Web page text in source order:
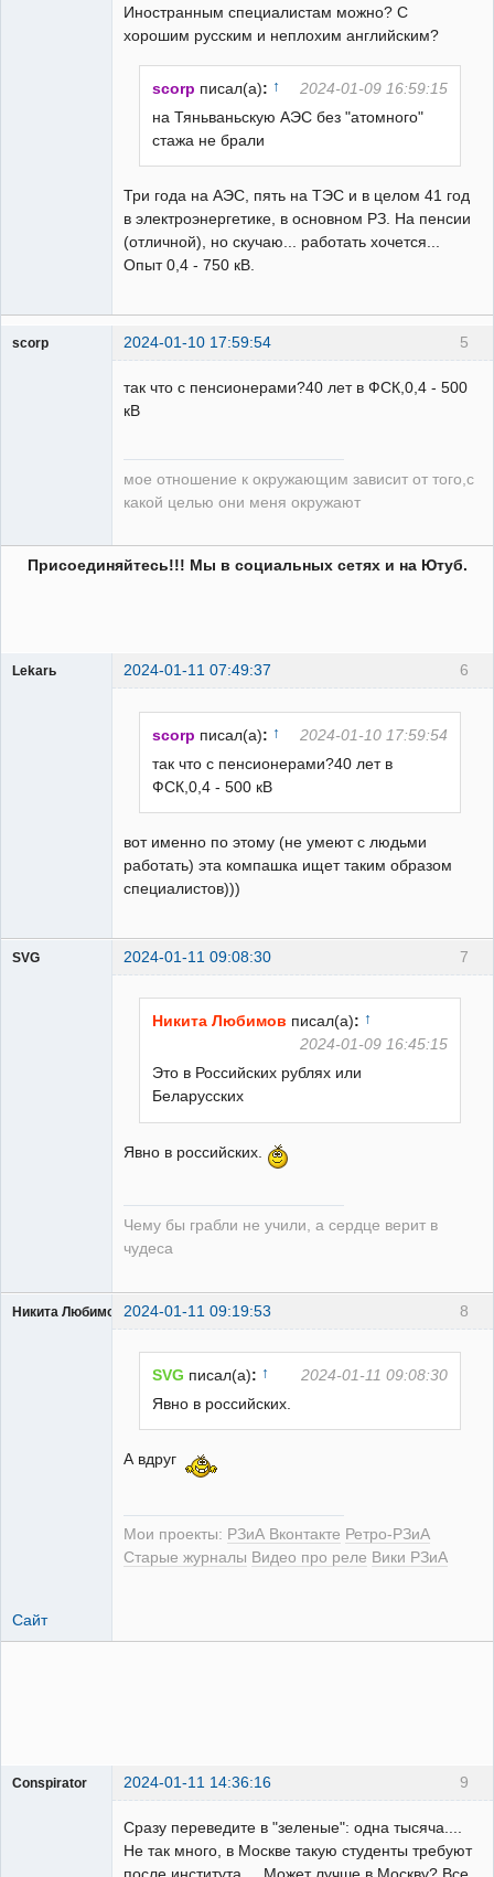
Иностранным специалистам можно? С
хорошим русским и неплохим английским?
scorp писал(а): ↑
2024-01-09 16:59:15
на Тяньваньскую АЭС без "атомного"
стажа не брали
Три года на АЭС, пять на ТЭС и в целом 41 год
в электроэнергетике, в основном РЗ. На пенсии
(отличной), но скучаю... работать хочется...
Опыт 0,4 - 750 кВ.
5
scorp 2024-01-10 17:59:54
так что с пенсионерами?40 лет в ФСК,0,4 - 500
кВ
мое отношение к окружающим зависит от того,с
какой целью они меня окружают
Присоединяйтесь!!! Мы в социальных сетях и на Ютуб.
6
Lekarь 2024-01-11 07:49:37
scorp писал(а): ↑
2024-01-10 17:59:54
так что с пенсионерами?40 лет в
ФСК,0,4 - 500 кВ
вот именно по этому (не умеют с людьми
работать) эта компашка ищет таким образом
специалистов)))
7
SVG 2024-01-11 09:08:30
Никита Любимов писал(а): ↑
2024-01-09 16:45:15
Это в Российских рублях или
Беларусских
Явно в российских.
Чему бы грабли не учили, а сердце верит в
чудеса
8
Никита Любимов 2024-01-11 09:19:53
SVG писал(а): ↑
2024-01-11 09:08:30
Явно в российских.
А вдруг
Мои проекты: РЗиА Вконтакте Ретро-РЗиА
Старые журналы Видео про реле Вики РЗиА
Сайт
9
Conspirator 2024-01-11 14:36:16
Сразу переведите в "зеленые": одна тысяча....
Не так много, в Москве такую студенты требуют